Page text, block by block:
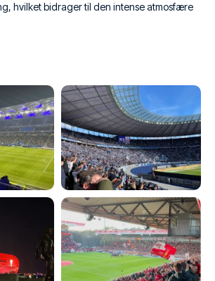
hvilket bidrager til den intense atmosfære